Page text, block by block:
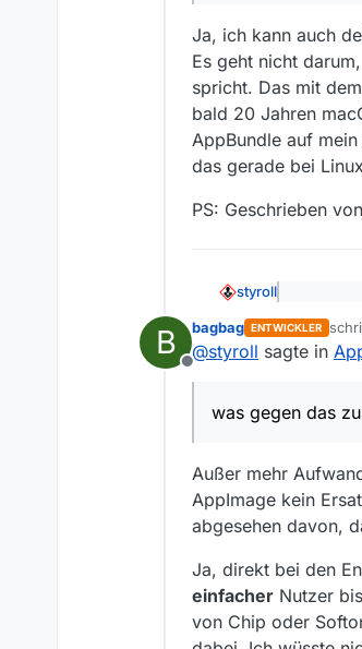
er mal
durch die
Wenn
Ziel, dass
meckert,
besser
PS:
Dinge vor.
Ja, ich kann auch
Es geht nicht
spricht. Das mit
bald 20 Jahren
AppBundle auf
das gerade bei
PS: Geschrieben
styroll
Ja, ich
Vertrauen
direkt von
PS:
B
Offline
bagbag ENTWICKLER
@styroll sagte in
was gegen das
Außer mehr
AppImage kein
abgesehen davon,
Ja, direkt bei den
einfacher Nutzer
von Chip oder